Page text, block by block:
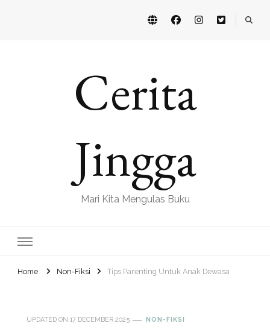
Cerita
Jingga
Mari Kita Mengulas Buku
Home Non-Fiksi Tips Parenting Untuk Anak Dewasa
UPDATED ON 17 DECEMBER 2025 NON-FIKSI